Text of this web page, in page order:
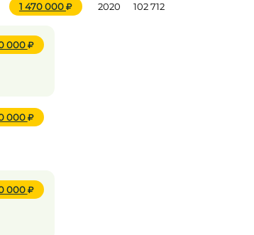
1 470 000 2020 102 712
000
000
000